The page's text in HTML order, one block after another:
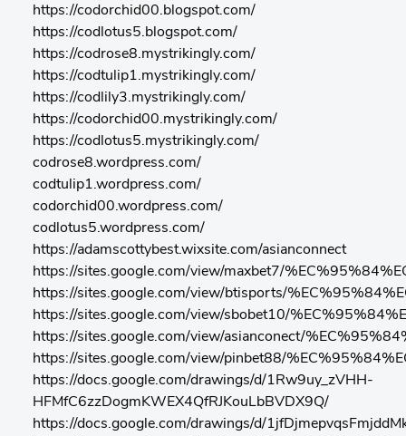
https://codorchid00.blogspot.com/
https://codlotus5.blogspot.com/
https://codrose8.mystrikingly.com/
https://codtulip1.mystrikingly.com/
https://codlily3.mystrikingly.com/
https://codorchid00.mystrikingly.com/
https://codlotus5.mystrikingly.com/
codrose8.wordpress.com/
codtulip1.wordpress.com/
codorchid00.wordpress.com/
codlotus5.wordpress.com/
https://adamscottybest.wixsite.com/asianconnect
https://sites.google.com/view/maxbet7/
https://sites.google.com/view/btisports/
https://sites.google.com/view/sbobet10/
https://sites.google.com/view/asianconect/
https://sites.google.com/view/pinbet88/
https://docs.google.com/drawings/d/1Rw9uy_zVHH-
HFMfC6zzDogmKWEX4QfRJKouLbBVDX9Q/
https://docs.google.com/drawings/d/